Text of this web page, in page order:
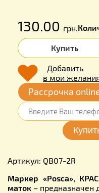
130.00 грн.
Купить
Добавить
в мои
Рассрочка
Артикул: QB07-2R
Маркер «Posca»,
маток – предназначен